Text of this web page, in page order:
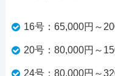
16号：65,000円～
20号：80,000円～
24号：80,000円～